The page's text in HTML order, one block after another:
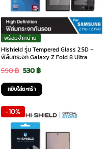
พร้อมจำหน่าย
Hishield รุ่น Tempered Glass 2.5D –
ฟิล์มกระจก Galaxy Z Fold 8 Ultra
590฿ Original
price
was:
590 ฿.
530฿Current
price
is:
530 ฿.
หยิบใส่ตะกร้า
-10%